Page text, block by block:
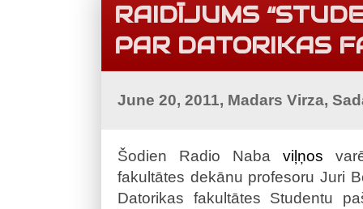
RAIDĪJUMS
PAR DATORIKAS
June 20, 2011, Madars Virza,
Šodien Radio Naba viļņos
fakultātes dekānu profesoru Juri
Datorikas fakultātes Studentu